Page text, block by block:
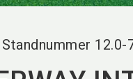
Standnummer 12.0-